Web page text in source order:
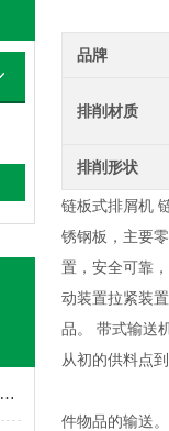
数控机床排屑机使用中突遇跳闸故障应如何处理
品牌
排削材质
排削形状
链板式排屑机
锈钢板，主要
置，安全可靠
动装置拉紧装
品。 带式输送
从初的供料点
件物品的输送